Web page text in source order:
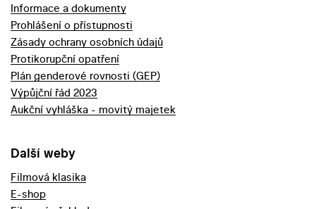
Informace a dokumenty
Prohlášení o přístupnosti
Zásady ochrany osobních údajů
Protikorupční opatření
Plán genderové rovnosti (GEP)
Výpůjční řád 2023
Aukční vyhláška - movitý majetek
Další weby
Filmová klasika
E-shop